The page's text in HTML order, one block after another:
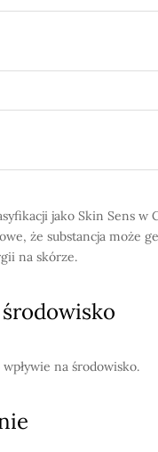
jako Skin Sens w
że substancja może
na skórze.
na środowisko.